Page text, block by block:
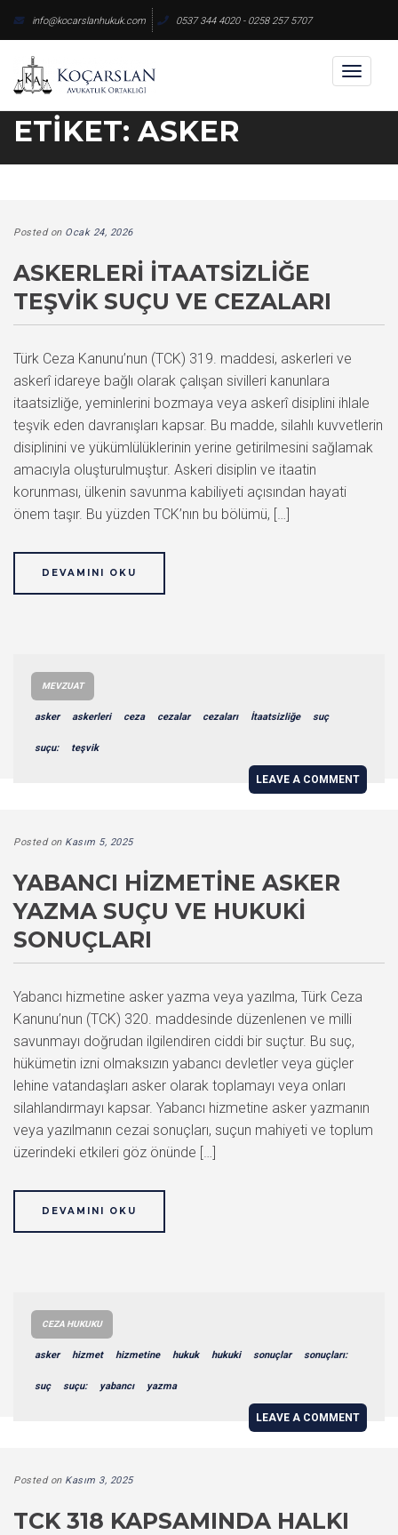
content
info@kocarslanhukuk.com 0537 344 4020 - 0258 257 5707
Toggle
ETIKET: ASKER
Posted on Ocak 24, 2026
ASKERLERI İTAATSIZLIĞE
TEŞVIK SUÇU VE CEZALARI
Türk Ceza Kanunu’nun (TCK) 319. maddesi, askerleri ve
askerî idareye bağlı olarak çalışan sivilleri kanunlara
itaatsizliğe, yeminlerini bozmaya veya askerî disiplini ihlale
teşvik eden davranışları kapsar. Bu madde, silahlı kuvvetlerin
disiplinini ve yükümlülüklerinin yerine getirilmesini sağlamak
amacıyla oluşturulmuştur. Askeri disiplin ve itaatin
korunması, ülkenin savunma kabiliyeti açısından hayati
önem taşır. Bu yüzden TCK’nın bu bölümü, […]
DEVAMINI OKU
MEVZUAT
asker askerleri ceza cezalar cezaları İtaatsizliğe suç
suçu: teşvik
LEAVE A COMMENT
Posted on Kasım 5, 2025
YABANCI HIZMETINE ASKER
YAZMA SUÇU VE HUKUKI
SONUÇLARI
Yabancı hizmetine asker yazma veya yazılma, Türk Ceza
Kanunu’nun (TCK) 320. maddesinde düzenlenen ve milli
savunmayı doğrudan ilgilendiren ciddi bir suçtur. Bu suç,
hükümetin izni olmaksızın yabancı devletler veya güçler
lehine vatandaşları asker olarak toplamayı veya onları
silahlandırmayı kapsar. Yabancı hizmetine asker yazmanın
veya yazılmanın cezai sonuçları, suçun mahiyeti ve toplum
üzerindeki etkileri göz önünde […]
DEVAMINI OKU
CEZA HUKUKU
asker hizmet hizmetine hukuk hukuki sonuçlar sonuçları:
suç suçu: yabancı yazma
LEAVE A COMMENT
Posted on Kasım 3, 2025
TCK 318 KAPSAMINDA HALKI